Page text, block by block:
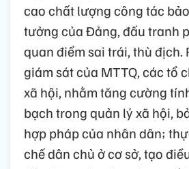
cao chất lượng công tác
tưởng của Đảng, đấu tranh
quan điểm sai trái, thù địch.
giám sát của MTTQ, các tổ
xã hội, nhằm tăng cường
bạch trong quản lý xã hội,
hợp pháp của nhân dân;
chế dân chủ ở cơ sở, tạo